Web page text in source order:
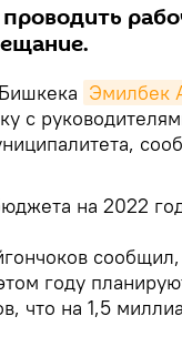
Эмилбек
с
на 2022
сообщил,
году
что на 1,5